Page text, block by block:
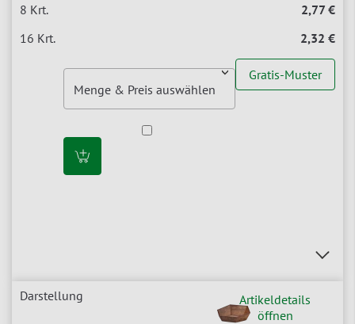
2,77 €
2,32 €
Gratis-Muster
Artikeldetails
öffnen